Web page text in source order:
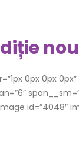
0px 0px 0px”
id=”4048″